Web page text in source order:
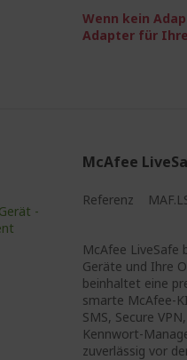
Wenn kein
Adapter für
McAfee
Referenz
McAfee LiveSafe
Geräte und Ihre
beinhaltet eine
smarte McAfee-
SMS, Secure
Kennwort-
zuverlässig vor